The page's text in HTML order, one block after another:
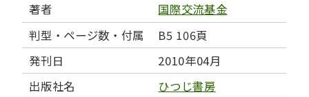
著者
国際交流基金
判型・ページ数・付属
B5 106頁
発刊日
2010年04月
出版社名
ひつじ書房